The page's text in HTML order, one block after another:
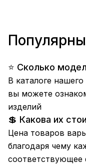
⭐ Сколько
В каталоге
вы можете
изделий
💲 Какова их
Цена товаров
благодаря чему
соответствующее